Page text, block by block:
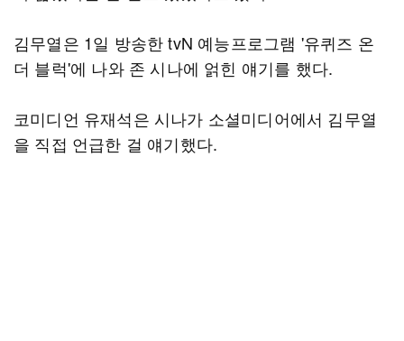
김무열은 1일 방송한 tvN 예능프로그램 '유퀴즈 온
더 블럭'에 나와 존 시나에 얽힌 얘기를 했다.
코미디언 유재석은 시나가 소셜미디어에서 김무열
을 직접 언급한 걸 얘기했다.